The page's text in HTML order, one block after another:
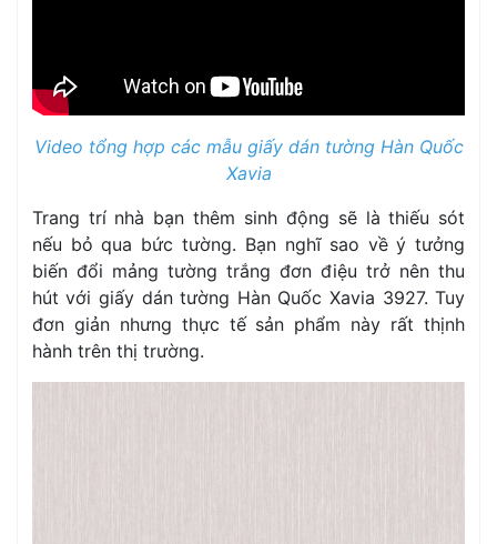
Video tổng hợp các mẫu giấy dán tường Hàn Quốc
Xavia
Trang trí nhà bạn thêm sinh động sẽ là thiếu sót
nếu bỏ qua bức tường. Bạn nghĩ sao về ý tưởng
biến đổi mảng tường trắng đơn điệu trở nên thu
hút với giấy dán tường Hàn Quốc Xavia 3927. Tuy
đơn giản nhưng thực tế sản phẩm này rất thịnh
hành trên thị trường.